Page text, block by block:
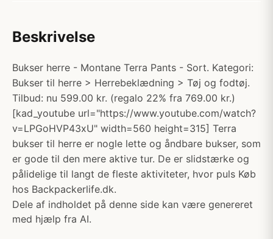
Beskrivelse
Bukser herre - Montane Terra Pants - Sort. Kategori:
Bukser til herre > Herrebeklædning > Tøj og fodtøj.
Tilbud: nu 599.00 kr. (regalo 22% fra 769.00 kr.)
[kad_youtube url="https://www.youtube.com/watch?
v=LPGoHVP43xU" width=560 height=315] Terra
bukser til herre er nogle lette og åndbare bukser, som
er gode til den mere aktive tur. De er slidstærke og
pålidelige til langt de fleste aktiviteter, hvor puls Køb
hos Backpackerlife.dk.
Dele af indholdet på denne side kan være genereret
med hjælp fra AI.